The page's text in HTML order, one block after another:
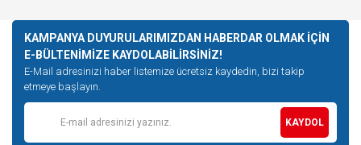
KAMPANYA DUYURULARIMIZDAN HABERDAR OLMAK İÇİN
E-BÜLTENİMİZE KAYDOLABİLİRSİNİZ!
E-Mail adresinizi haber listemize ücretsiz kaydedin, bizi takip
etmeye başlayın.
KAYDOL